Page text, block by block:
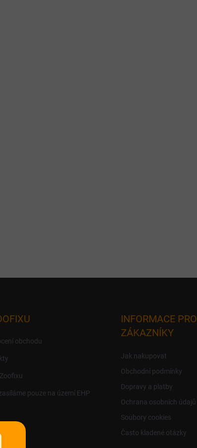
obchodu
pouze na území EHP
INFORMACE PRO
ZÁKAZNÍKY
Jak nakupovat
Obchodní podmínky
Dopravy a platby
Ochrana osobních údajů
Soubory cookies
Často kladené otázky